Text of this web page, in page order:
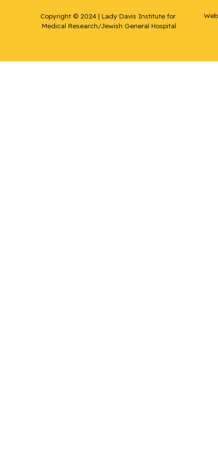
Copyright © 2024 | Lady Davis Institute for
Medical Research/Jewish General Hospital